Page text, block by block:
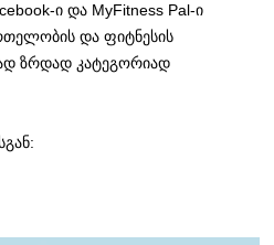
ი და MyFitness Pal-ი
და ფიტნესის
ზრდად კატეგორიად